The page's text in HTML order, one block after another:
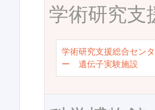
学術研究支
学術研究支援総合センタ
ー 遺伝子実験施設